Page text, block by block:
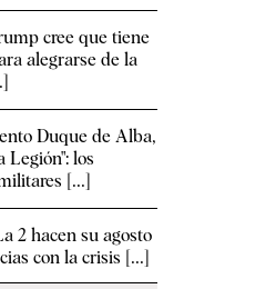
cree que tiene
alegrarse de la
Duque de Alba,
Legión": los
[...]
2 hacen su agosto
con la crisis [...]